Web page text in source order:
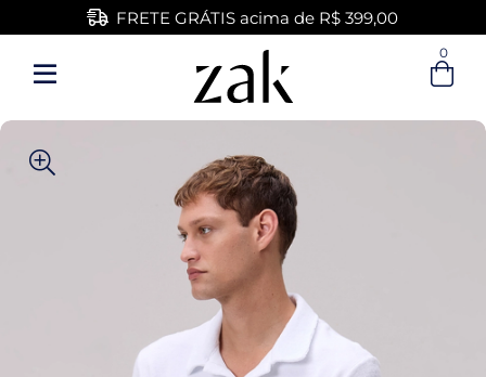
Entre com email ou cpf/cnpj
Criar nova conta
FRETE GRÁTIS acima de R$ 399,00
0